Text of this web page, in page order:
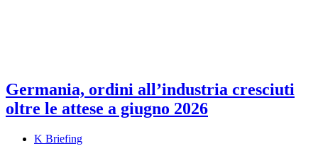
Germania, ordini all’industria cresciuti
oltre le attese a giugno 2026
K Briefing